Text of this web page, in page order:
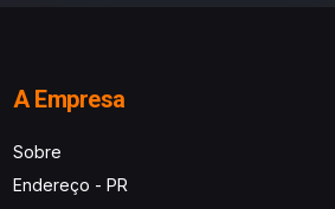
A Empresa
Sobre
Endereço - PR